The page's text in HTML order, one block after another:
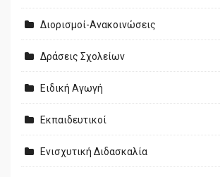
Διορισμοί-Ανακοινώσεις
Δράσεις Σχολείων
Ειδική Αγωγή
Εκπαιδευτικοί
Ενισχυτική Διδασκαλία